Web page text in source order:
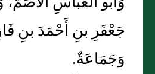
جَعْفَرِ بنِ أَحْمَدَ بنِ
وَجَمَاعَةٌ.